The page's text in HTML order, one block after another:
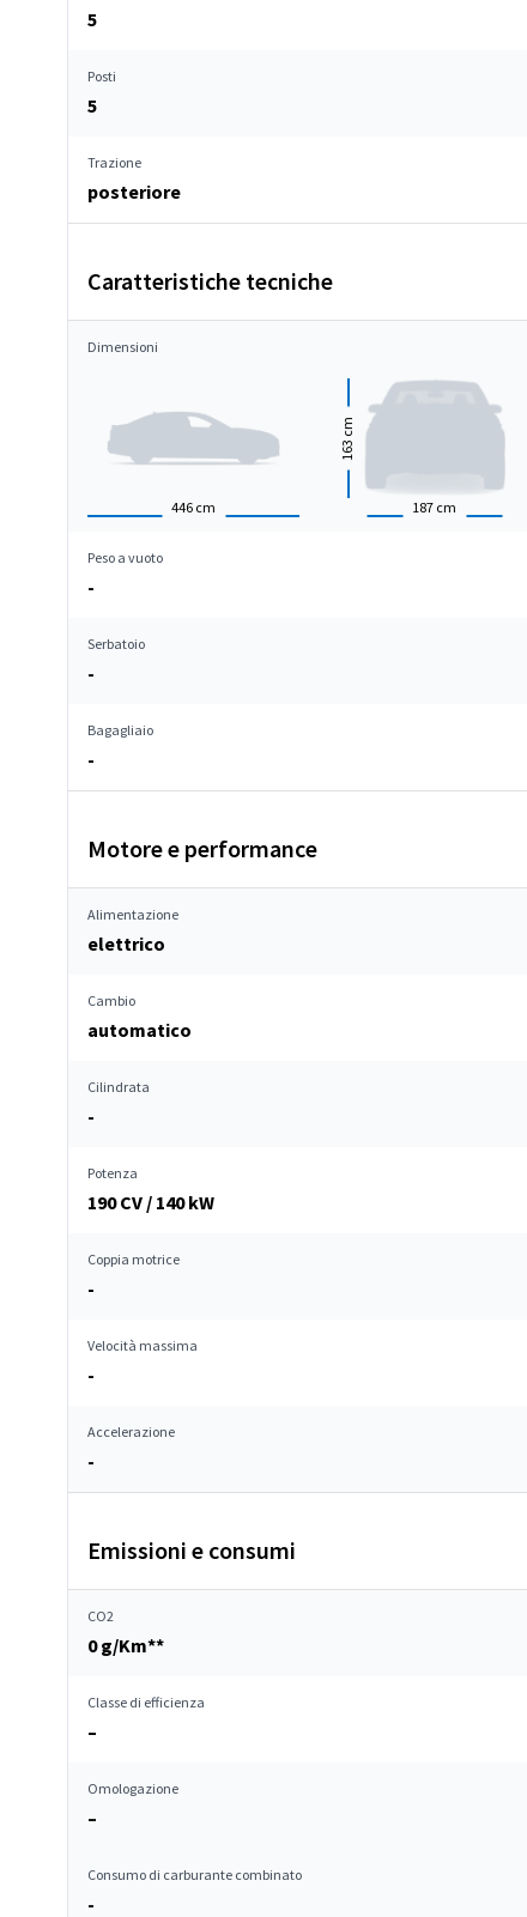
5
Posti
5
Trazione
posteriore
Caratteristiche tecniche
Dimensioni
446 cm 187 cm
163
cm
Peso a vuoto
-
Serbatoio
-
Bagagliaio
-
Motore e performance
Alimentazione
elettrico
Cambio
automatico
Cilindrata
-
Potenza
190 CV / 140 kW
Coppia motrice
-
Velocità massima
-
Accelerazione
-
Emissioni e consumi
CO2
0 g/Km**
Classe di efficienza
–
Omologazione
–
Consumo di carburante combinato
-